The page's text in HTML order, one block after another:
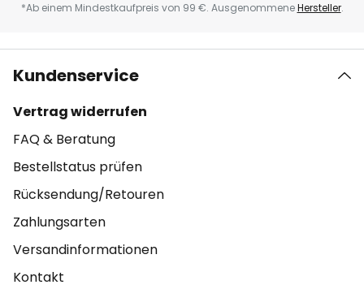
*Ab einem Mindestkaufpreis von 99 €. AusgenommeneHersteller.
Kundenservice
Vertrag widerrufen
FAQ & Beratung
Bestellstatus prüfen
Rücksendung/Retouren
Zahlungsarten
Versandinformationen
Kontakt